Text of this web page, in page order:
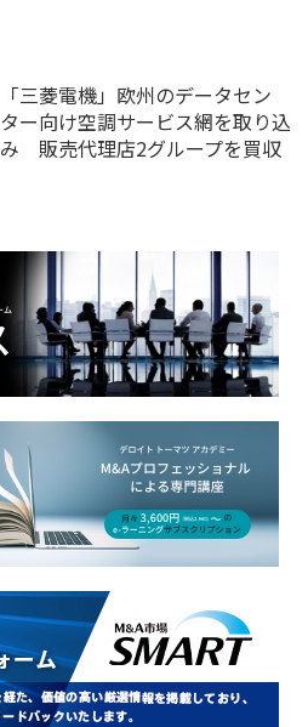
「三菱電機」欧州のデータセン
ター向け空調サービス網を取り込
み 販売代理店2グループを買収